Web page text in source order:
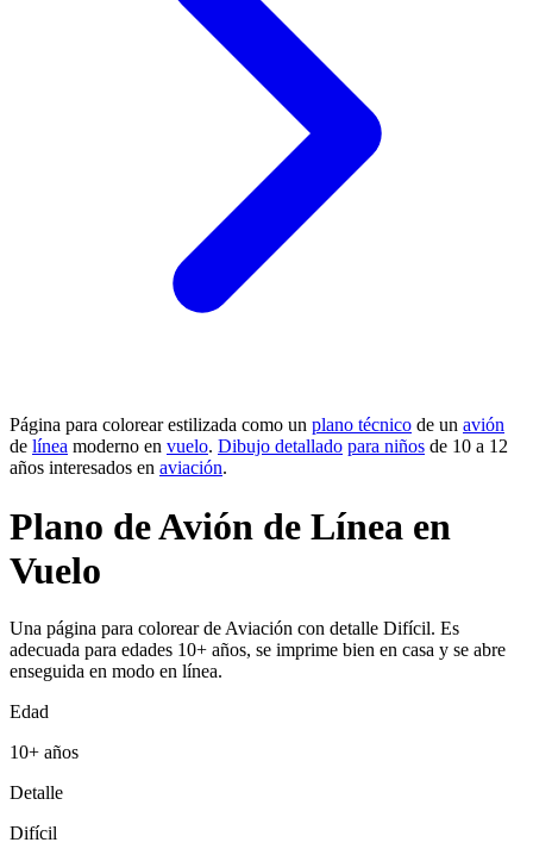
Página para colorear estilizada como un plano técnico de un avión
de línea moderno en vuelo. Dibujo detallado para niños de 10 a 12
años interesados en aviación.
Plano de Avión de Línea en
Vuelo
Una página para colorear de Aviación con detalle Difícil. Es
adecuada para edades 10+ años, se imprime bien en casa y se abre
enseguida en modo en línea.
Edad
10+ años
Detalle
Difícil